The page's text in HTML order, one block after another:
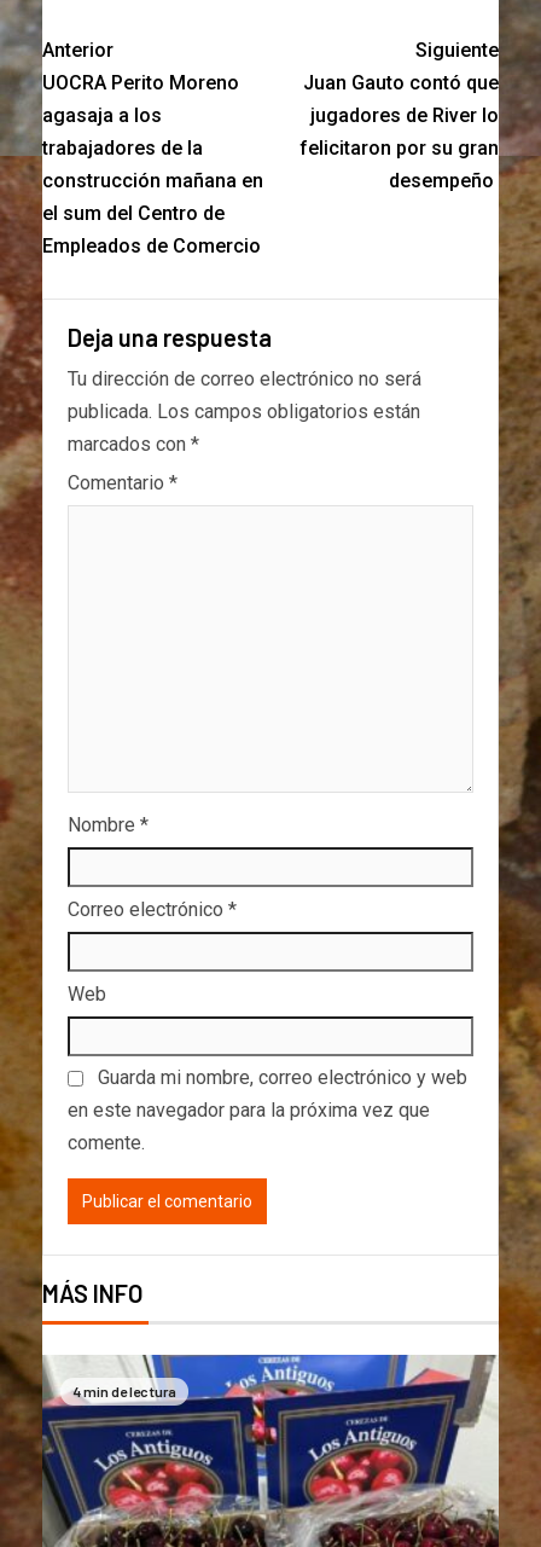
Anterior
UOCRA Perito Moreno
agasaja a los
trabajadores de la
construcción mañana en
el sum del Centro de
Empleados de Comercio
Siguiente
Juan Gauto contó que
jugadores de River lo
felicitaron por su gran
desempeño
Deja una respuesta
Tu dirección de correo electrónico no será
publicada. Los campos obligatorios están
marcados con *
Comentario *
Nombre *
Correo electrónico *
Web
Guarda mi nombre, correo electrónico y web
en este navegador para la próxima vez que
comente.
MÁS INFO
4 min de lectura